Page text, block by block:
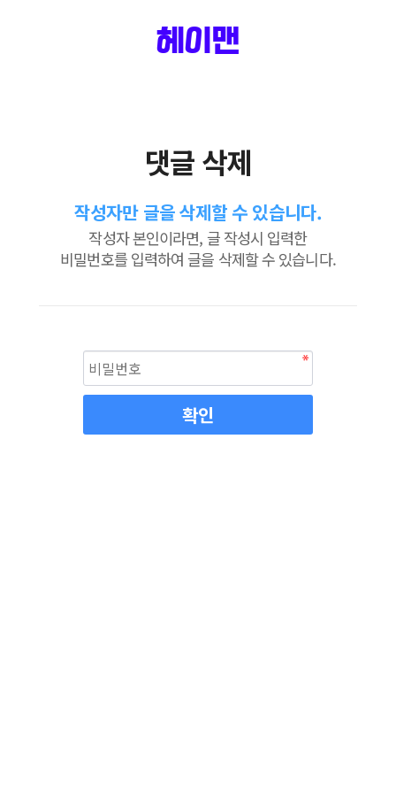
헤이맨
댓글 삭제
작성자만 글을 삭제할 수 있습니다.
작성자 본인이라면, 글 작성시 입력한
비밀번호를 입력하여 글을 삭제할 수 있습니다.